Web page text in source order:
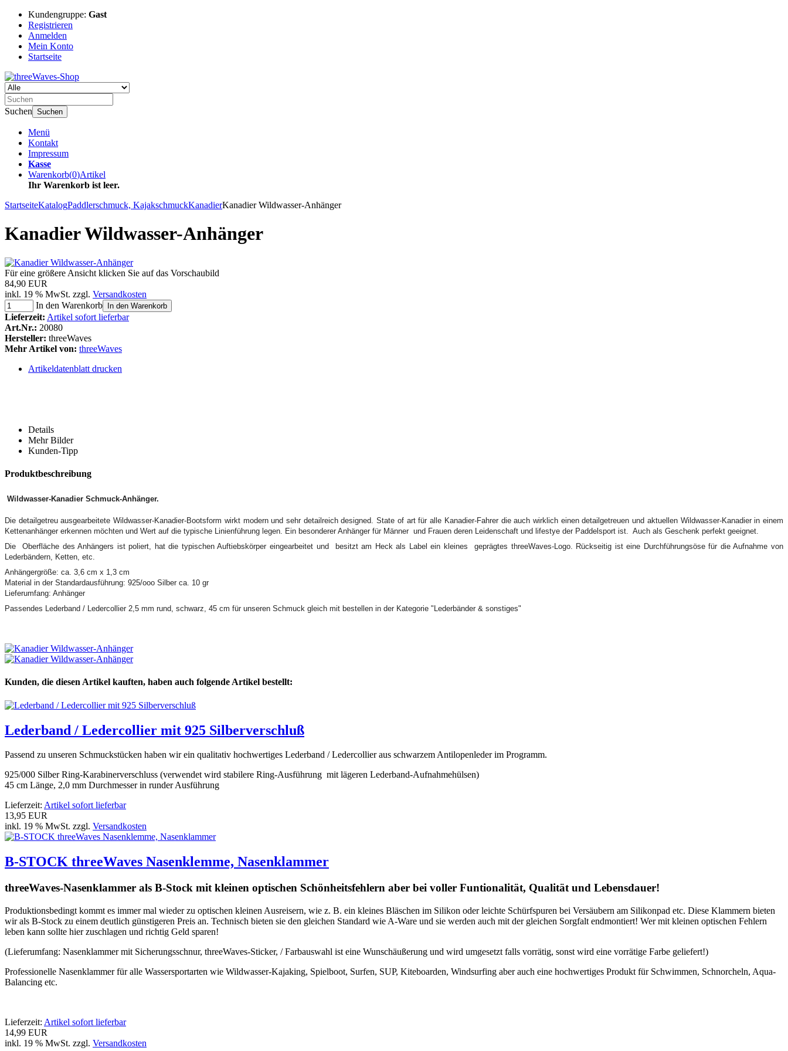
Kundengruppe: Gast
Registrieren
Anmelden
Mein Konto
Startseite
Suchen Suchen
Menü
Kontakt
Impressum
Kasse
Warenkorb(0)Artikel
Ihr Warenkorb ist leer.
StartseiteKatalogPaddlerschmuck, KajakschmuckKanadierKanadier Wildwasser-Anhänger
Kanadier Wildwasser-Anhänger
Für eine größere Ansicht klicken Sie auf das Vorschaubild
84,90 EUR
inkl. 19 % MwSt. zzgl. Versandkosten
In den Warenkorb
In den Warenkorb
Lieferzeit: Artikel sofort lieferbar
Art.Nr.: 20080
Hersteller: threeWaves
Mehr Artikel von: threeWaves
Artikeldatenblatt drucken
Details
Mehr Bilder
Kunden-Tipp
Produktbeschreibung
Wildwasser-Kanadier Schmuck-Anhänger.
Die detailgetreu ausgearbeitete Wildwasser-Kanadier-Bootsform wirkt modern und sehr detailreich designed. State of art für alle Kanadier-Fahrer die auch wirklich einen detailgetreuen und aktuellen Wildwasser-Kanadier in einem
Kettenanhänger erkennen möchten und Wert auf die typische Linienführung legen. Ein besonderer Anhänger für Männer und Frauen deren Leidenschaft und lifestye der Paddelsport ist. Auch als Geschenk perfekt geeignet.
Die Oberfläche des Anhängers ist poliert, hat die typischen Auftiebskörper eingearbeitet und besitzt am Heck als Label ein kleines geprägtes threeWaves-Logo. Rückseitig ist eine Durchführungsöse für die Aufnahme von
Lederbändern, Ketten, etc.
Anhängergröße: ca. 3,6 cm x 1,3 cm
Material in der Standardausführung: 925/ooo Silber ca. 10 gr
Lieferumfang: Anhänger
Passendes Lederband / Ledercollier 2,5 mm rund, schwarz, 45 cm für unseren Schmuck gleich mit bestellen in der Kategorie "Lederbänder & sonstiges"
Kunden, die diesen Artikel kauften, haben auch folgende Artikel bestellt:
Lederband / Ledercollier mit 925 Silberverschluß
Passend zu unseren Schmuckstücken haben wir ein qualitativ hochwertiges Lederband / Ledercollier aus schwarzem Antilopenleder im Programm.
925/000 Silber Ring-Karabinerverschluss (verwendet wird stabilere Ring-Ausführung mit lägeren Lederband-Aufnahmehülsen)
45 cm Länge, 2,0 mm Durchmesser in runder Ausführung
Lieferzeit: Artikel sofort lieferbar
13,95 EUR
inkl. 19 % MwSt. zzgl. Versandkosten
B-STOCK threeWaves Nasenklemme, Nasenklammer
threeWaves-Nasenklammer als B-Stock mit kleinen optischen Schönheitsfehlern aber bei voller Funtionalität, Qualität und Lebensdauer!
Produktionsbedingt kommt es immer mal wieder zu optischen kleinen Ausreisern, wie z. B. ein kleines Bläschen im Silikon oder leichte Schürfspuren bei Versäubern am Silikonpad etc. Diese Klammern bieten
wir als B-Stock zu einem deutlich günstigeren Preis an. Technisch bieten sie den gleichen Standard wie A-Ware und sie werden auch mit der gleichen Sorgfalt endmontiert! Wer mit kleinen optischen Fehlern
leben kann sollte hier zuschlagen und richtig Geld sparen!
(Lieferumfang: Nasenklammer mit Sicherungsschnur, threeWaves-Sticker, / Farbauswahl ist eine Wunschäußerung und wird umgesetzt falls vorrätig, sonst wird eine vorrätige Farbe geliefert!)
Professionelle Nasenklammer für alle Wassersportarten wie Wildwasser-Kajaking, Spielboot, Surfen, SUP, Kiteboarden, Windsurfing aber auch eine hochwertiges Produkt für Schwimmen, Schnorcheln, Aqua-
Balancing etc.
Lieferzeit: Artikel sofort lieferbar
14,99 EUR
inkl. 19 % MwSt. zzgl. Versandkosten